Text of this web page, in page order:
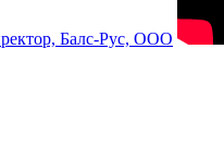
Балс-Рус, ООО